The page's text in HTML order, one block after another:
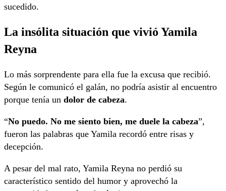
sucedido.
La insólita situación que vivió Yamila
Reyna
Lo más sorprendente para ella fue la excusa que recibió.
Según le comunicó el galán, no podría asistir al encuentro
porque tenía un dolor de cabeza.
“No puedo. No me siento bien, me duele la cabeza”,
fueron las palabras que Yamila recordó entre risas y
decepción.
A pesar del mal rato, Yamila Reyna no perdió su
característico sentido del humor y aprovechó la